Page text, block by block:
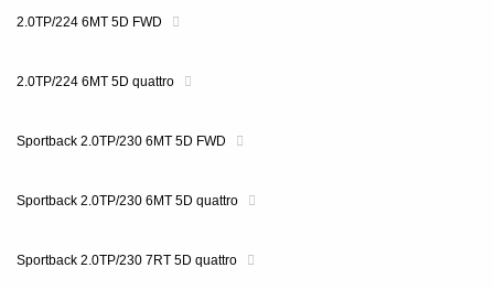
2.0TP/224 6MT 5D FWD
2.0TP/224 6MT 5D quattro
Sportback 2.0TP/230 6MT 5D FWD
Sportback 2.0TP/230 6MT 5D quattro
Sportback 2.0TP/230 7RT 5D quattro